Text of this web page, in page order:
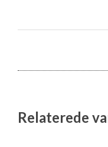
Relaterede